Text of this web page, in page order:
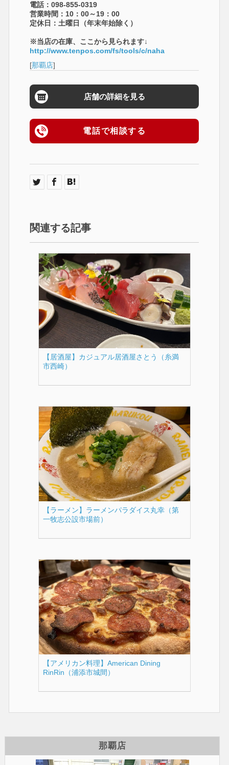
電話：098-855-0319
営業時間：10：00～19：00
定休日：土曜日（年末年始除く）
※当店の在庫、ここから見られます↓
http://www.tenpos.com/fs/tools/c/naha
[那覇店]
店舗の詳細を見る
電話で相談する
関連する記事
【居酒屋】カジュアル居酒屋さとう（糸満
市西崎）
【ラーメン】ラーメンパラダイス丸幸（第
一牧志公設市場前）
【アメリカン料理】American Dining
RinRin（浦添市城間）
那覇店